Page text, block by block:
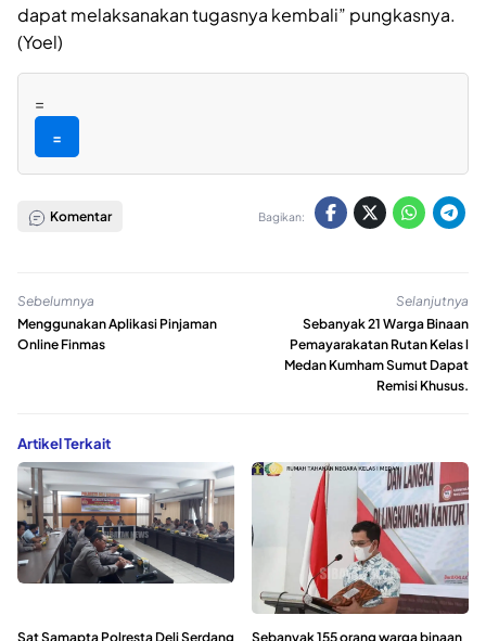
dapat melaksanakan tugasnya kembali” pungkasnya.
(Yoel)
=
=
Komentar Bagikan:
Sebelumnya
Menggunakan Aplikasi Pinjaman
Online Finmas
Selanjutnya
Sebanyak 21 Warga Binaan
Pemayarakatan Rutan Kelas l
Medan Kumham Sumut Dapat
Remisi Khusus.
Artikel Terkait
Sat Samapta Polresta Deli Serdang Sebanyak 155 orang warga binaan